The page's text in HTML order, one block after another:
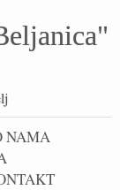
NAMA